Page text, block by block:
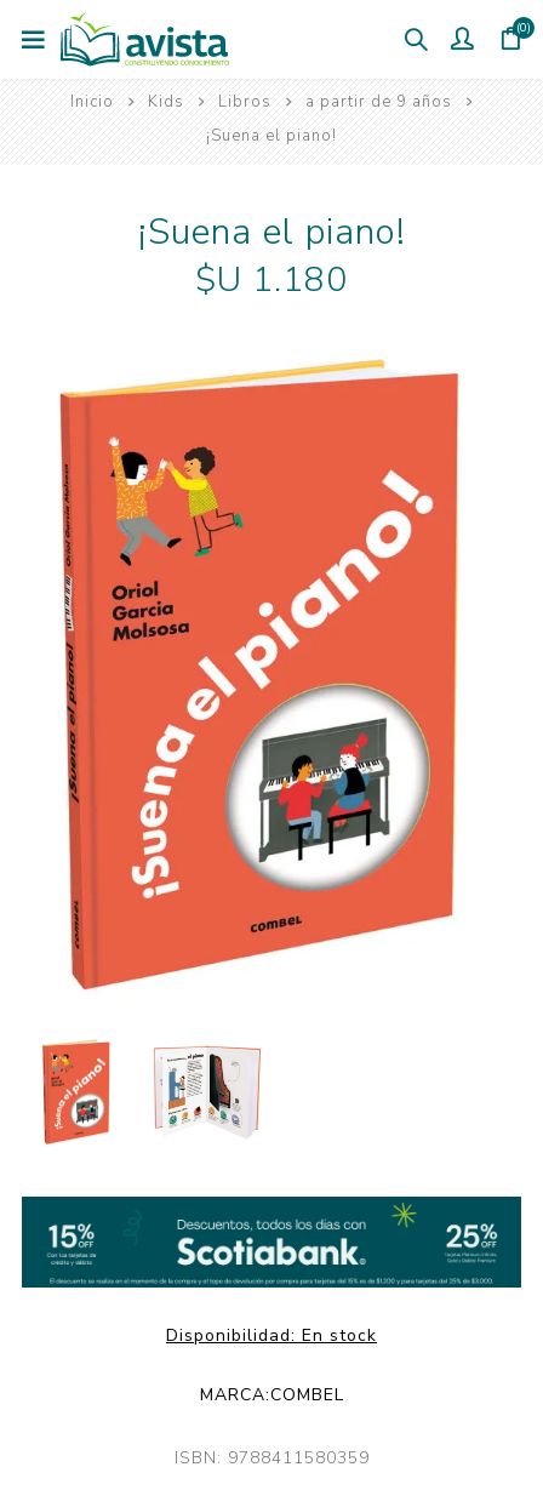
(0)
Inicio Kids Libros
a partir de 9 años
¡Suena el piano!
¡Suena el piano!
$U 1.180
Disponibilidad: En stock
MARCA:COMBEL
ISBN: 9788411580359